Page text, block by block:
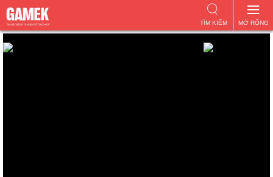
MỞ RỘNG
TÌM KIẾM